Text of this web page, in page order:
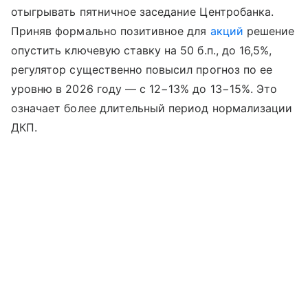
отыгрывать пятничное заседание Центробанка.
Приняв формально позитивное для акций решение
опустить ключевую ставку на 50 б.п., до 16,5%,
регулятор существенно повысил прогноз по ее
уровню в 2026 году — с 12−13% до 13−15%. Это
означает более длительный период нормализации
ДКП.